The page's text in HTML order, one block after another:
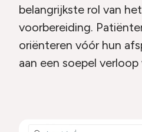
belangrijkste rol van
voorbereiding.
oriënteren vóór hun
aan een soepel